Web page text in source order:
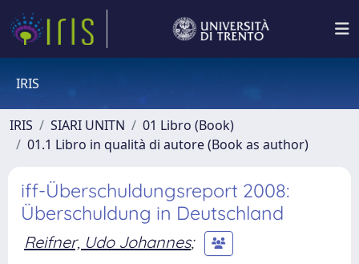
IRIS
IRIS SIARI UNITN
01 Libro (Book)
01.1 Libro in qualità di autore (Book as author)
iff-Überschuldungsreport 2008:
Überschuldung in Deutschland
Reifner, Udo Johannes;